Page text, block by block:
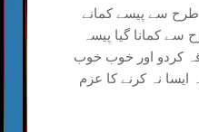
سے پیسے کمانے
کمانا گیا پیسہ
کردو اور خوب خوب
ایسا نہ کرنے کا عزم